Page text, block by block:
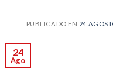
PUBLICADO EN 24
24
Ago